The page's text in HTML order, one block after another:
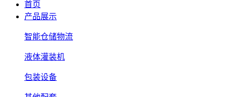
首页
产品展示
智能仓储物流
液体灌装机
包装设备